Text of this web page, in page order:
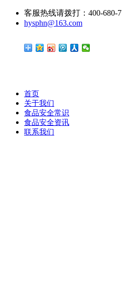
客服热线请拨打：400-680-
hysphn@163.com
首页
关于我们
食品安全常识
食品安全资讯
联系我们